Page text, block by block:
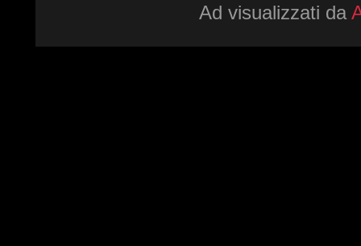
Ad visualizzati da